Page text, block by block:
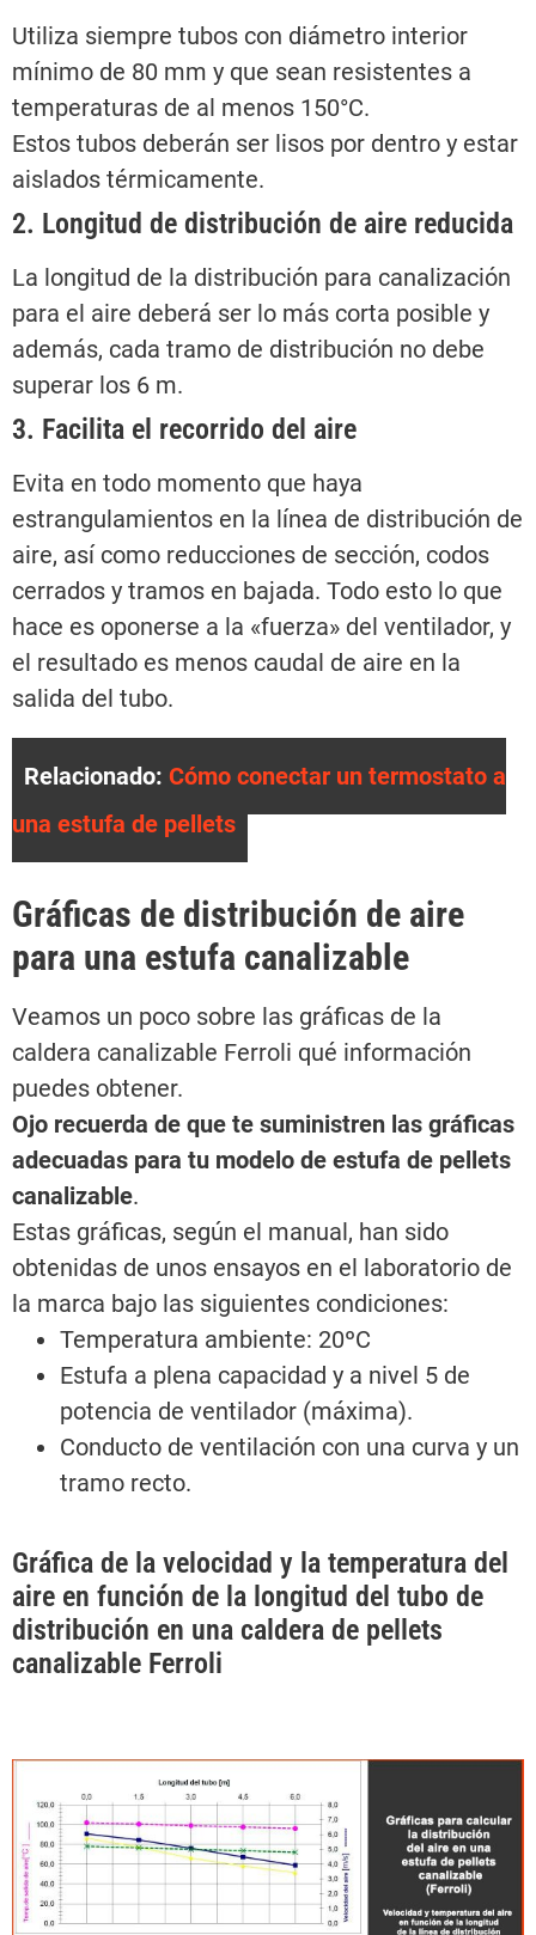
Utiliza siempre tubos con diámetro interior
mínimo de 80 mm y que sean resistentes a
temperaturas de al menos 150°C.
Estos tubos deberán ser lisos por dentro y estar
aislados térmicamente.
2. Longitud de distribución de aire reducida
La longitud de la distribución para canalización
para el aire deberá ser lo más corta posible y
además, cada tramo de distribución no debe
superar los 6 m.
3. Facilita el recorrido del aire
Evita en todo momento que haya
estrangulamientos en la línea de distribución de
aire, así como reducciones de sección, codos
cerrados y tramos en bajada. Todo esto lo que
hace es oponerse a la «fuerza» del ventilador, y
el resultado es menos caudal de aire en la
salida del tubo.
Relacionado: Cómo conectar un termostato a
una estufa de pellets
Gráficas de distribución de aire
para una estufa canalizable
Veamos un poco sobre las gráficas de la
caldera canalizable Ferroli qué información
puedes obtener.
Ojo recuerda de que te suministren las gráficas
adecuadas para tu modelo de estufa de pellets
canalizable.
Estas gráficas, según el manual, han sido
obtenidas de unos ensayos en el laboratorio de
la marca bajo las siguientes condiciones:
Temperatura ambiente: 20ºC
Estufa a plena capacidad y a nivel 5 de
potencia de ventilador (máxima).
Conducto de ventilación con una curva y un
tramo recto.
Gráfica de la velocidad y la temperatura del
aire en función de la longitud del tubo de
distribución en una caldera de pellets
canalizable Ferroli